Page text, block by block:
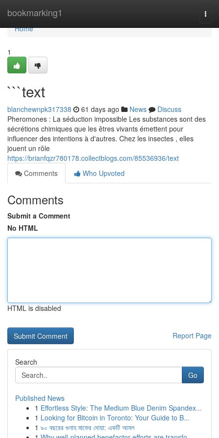
bookmarking1
Home
Home
1
```text
blanchewnpk317338 61 days ago News
Discuss
Pheromones : La séduction impossible Les substances sont des
sécrétions chimiques que les êtres vivants émettent pour
influencer des intentions à d'autres. Chez les insectes , elles
jouent un rôle
https://brianfqzr780178.collectblogs.com/85536936/text
Comments
Who Upvoted
Comments
Submit a Comment
No HTML
HTML is disabled
Report Page
Search
Go
Published News
1 Effortless Style: The Medium Blue Denim Spandex...
1 Looking for Bitcoin in Toronto: Your Guide to B...
1 ৯০ বছরের গুনাহ মাফের দোয়া: একটি আমল